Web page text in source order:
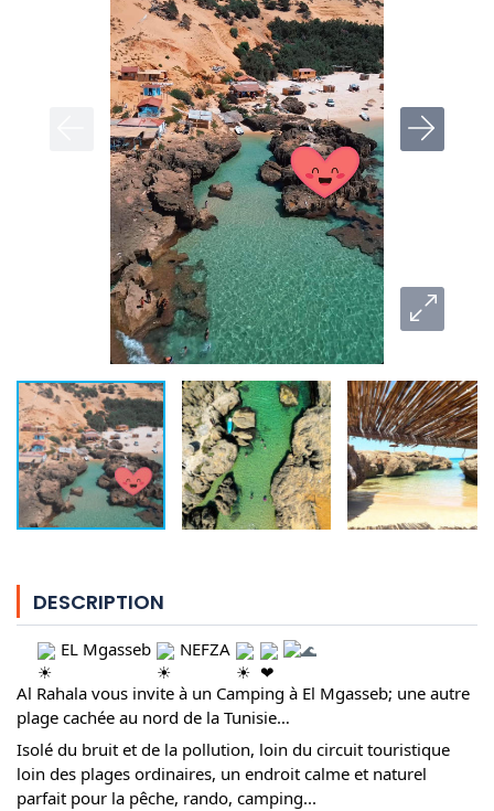
DESCRIPTION
EL Mgasseb
NEFZA
Al Rahala vous invite à un Camping à El Mgasseb; une autre
plage cachée au nord de la Tunisie…
Isolé du bruit et de la pollution, loin du circuit touristique
loin des plages ordinaires, un endroit calme et naturel
parfait pour la pêche, rando, camping...